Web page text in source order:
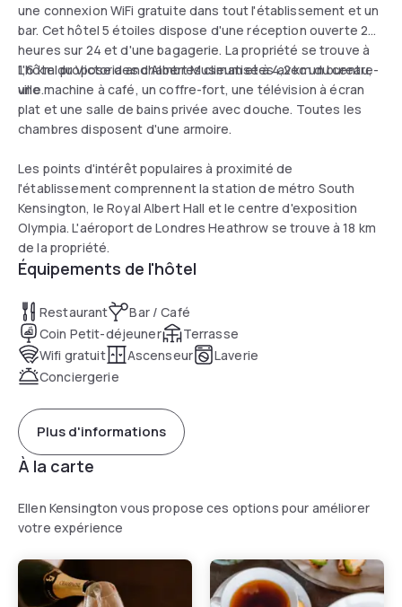
une connexion WiFi gratuite dans tout l'établissement et un
bar. Cet hôtel 5 étoiles dispose d'une réception ouverte 24
heures sur 24 et d'une bagagerie. La propriété se trouve à
1,6 km du Victoria and Albert Museum et à 4,2 km du centre-
ville.
L'hôtel propose des chambres climatisées avec un bureau,
une machine à café, un coffre-fort, une télévision à écran
plat et une salle de bains privée avec douche. Toutes les
chambres disposent d'une armoire.
Les points d'intérêt populaires à proximité de
l'établissement comprennent la station de métro South
Kensington, le Royal Albert Hall et le centre d'exposition
Olympia. L'aéroport de Londres Heathrow se trouve à 18 km
de la propriété.
Équipements de l'hôtel
Restaurant
Bar / Café
Coin Petit-déjeuner
Terrasse
Wifi gratuit
Ascenseur
Laverie
Conciergerie
Plus d'informations
À la carte
Ellen Kensington vous propose ces options pour améliorer
votre expérience